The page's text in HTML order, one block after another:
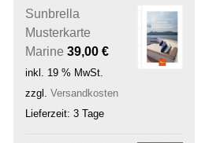
Sunbrella
Musterkarte
Marine 39,00 €
inkl. 19 % MwSt.
zzgl. Versandkosten
Lieferzeit: 3 Tage